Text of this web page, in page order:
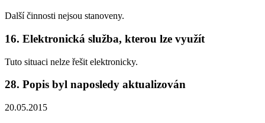
Další činnosti nejsou stanoveny.
16. Elektronická služba, kterou lze využít
Tuto situaci nelze řešit elektronicky.
28. Popis byl naposledy aktualizován
20.05.2015